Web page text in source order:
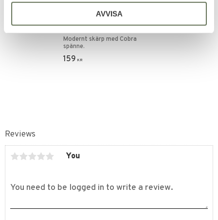
AVVISA
Reviews
You
Add to favorites
Taktiskt Militär Bälte
Quick Release
Modernt skärp med Cobra
spänne.
159 KR